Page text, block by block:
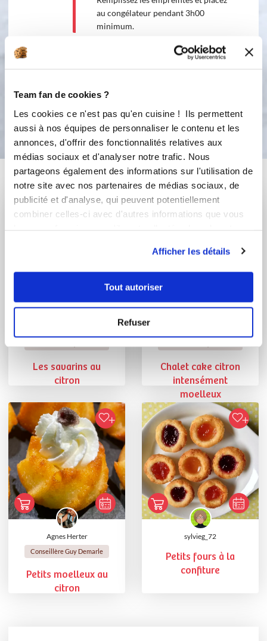
Team fan de cookies ?
Les cookies ce n'est pas qu'en cuisine ! Ils permettent
aussi à nos équipes de personnaliser le contenu et les
annonces, d'offrir des fonctionnalités relatives aux
médias sociaux et d'analyser notre trafic. Nous
partageons également des informations sur l'utilisation de
notre site avec nos partenaires de médias sociaux, de
publicité et d'analyse, qui peuvent potentiellement
combiner celles-ci avec d'autres informations que vous
Afficher les détails
Tout autoriser
Refuser
au congélateur pendant 3h00
minimum.
Démoulez les dômes et déposez les
Bon appétit !
Vous aimerez aussi ...
Les savarins au
citron
Chalet cake citron
intensément
moelleux
Agnes Herter
Conseillère Guy Demarle
Petits moelleux au
citron
sylvieg_72
Petits fours à la
confiture